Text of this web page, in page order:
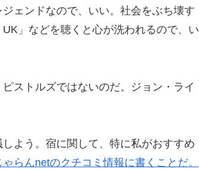
ェンドなので、いい。社会をぶち壊す
」などを聴くと心が洗われるので、い
ストルズではないのだ。ジョン・ライ
よう。宿に関して、特に私がおすすめ
ゃらんnetのクチコミ情報に書くことだ。